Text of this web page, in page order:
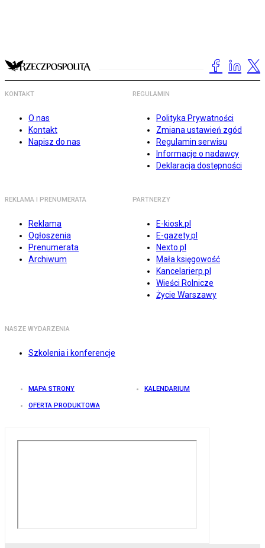
KONTAKT
O nas
Kontakt
Napisz do nas
REGULAMIN
Polityka Prywatności
Zmiana ustawień zgód
Regulamin serwisu
Informacje o nadawcy
Deklaracja dostępności
REKLAMA I PRENUMERATA
Reklama
Ogłoszenia
Prenumerata
Archiwum
PARTNERZY
E-kiosk.pl
E-gazety.pl
Nexto.pl
Mała księgowość
Kancelarierp.pl
Wieści Rolnicze
Życie Warszawy
NASZE WYDARZENIA
Szkolenia i konferencje
MAPA STRONY KALENDARIUM
OFERTA PRODUKTOWA